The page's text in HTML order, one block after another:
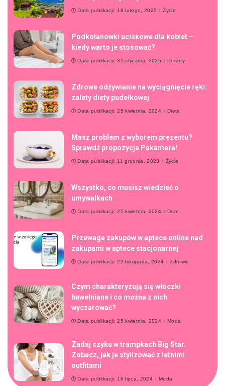
Data publikacji: 18 lutego, 2025 Życie
Podkolanówki uciskowe dla kobiet –
kiedy warto je stosować?
Data publikacji: 31 stycznia, 2025 Porady
Zdrowe odżywianie na wyciągnięcie ręki:
zalety diety pudełkowej
Data publikacji: 25 kwietnia, 2024 Dieta
Masz problem z wyborem prezentu?
Sprawdź propozycje Pakamera!
Data publikacji: 11 grudnia, 2023 Życie
Wszystko, co musisz wiedzieć o
umywalkach
Data publikacji: 25 kwietnia, 2024 Dom
Przewaga zakupów w aptece online nad
zakupami w aptece stacjonarnej
Data publikacji: 22 listopada, 2024 Zdrowie
Czym charakteryzują się włóczki
bawełniane i co można z nich
wyczarować?
Data publikacji: 25 kwietnia, 2024 Moda
Zadaj szyku w trampkach Big Star.
Zobacz, jak je stylizować z letnimi
outfitami
Data publikacji: 16 lipca, 2024 Moda